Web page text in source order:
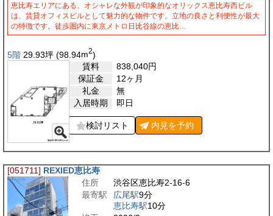
恵比寿エリアにある、オシャレな外観が印象的なオリックス恵比寿西ビル
は、賃貸オフィスビルとして魅力的な物件です。立地の良さと利便性が最大
の特徴です。徒歩圏内に東京メトロ日比谷線の恵比…
5階 29.93坪 (98.94m2)
賃料
838,040円
保証金
12ヶ月
礼金
無
入居時期
即日
検討リスト 内見を予約
[051711] REXIED恵比寿
住所
渋谷区恵比寿2-16-6
最寄駅
広尾駅9分
恵比寿駅10分